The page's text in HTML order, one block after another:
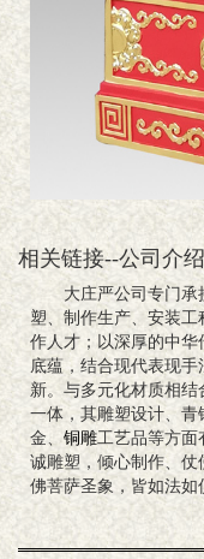
相关链接--公司介
大庄严公司专门
塑、制作生产、安装
作人才；以深厚的中
底蕴，结合现代表现
新。与多元化材质相
一体，其雕塑设计、青
金、铜雕工艺品等方面
诚雕塑，倾心制作、
佛菩萨圣象，皆如法如